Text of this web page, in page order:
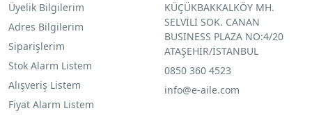
Üyelik Bilgilerim
Adres Bilgilerim
Siparişlerim
Stok Alarm Listem
Alışveriş Listem
Fiyat Alarm Listem
KÜÇÜKBAKKALKÖY MH.
SELVİLİ SOK. CANAN
BUSINESS PLAZA NO:4/20
ATAŞEHİR/İSTANBUL
0850 360 4523
info@e-aile.com